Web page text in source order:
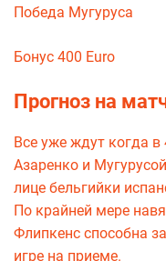
Победа Мугуруса
Бонус 400 Euro
Прогноз на
Все уже ждут когда в
Азаренко и
лице бельгийки
По крайней мере
Флипкенс способна
игре на приеме.